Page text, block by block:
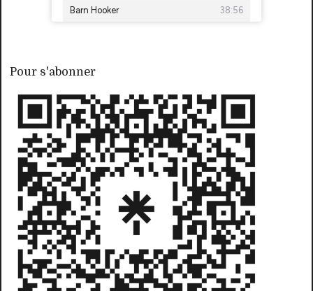
Pour s'abonner